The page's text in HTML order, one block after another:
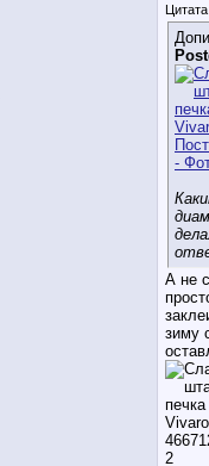
А не
зиму